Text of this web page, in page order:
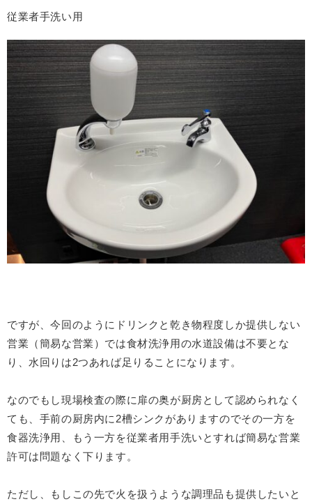
従業者手洗い用
ですが、今回のようにドリンクと乾き物程度しか提供しない
営業（簡易な営業）では食材洗浄用の水道設備は不要とな
り、水回りは2つあれば足りることになります。
なのでもし現場検査の際に扉の奥が厨房として認められなく
ても、手前の厨房内に2槽シンクがありますのでその一方を
食器洗浄用、もう一方を従業者用手洗いとすれば簡易な営業
許可は問題なく下ります。
ただし、もしこの先で火を扱うような調理品も提供したいと